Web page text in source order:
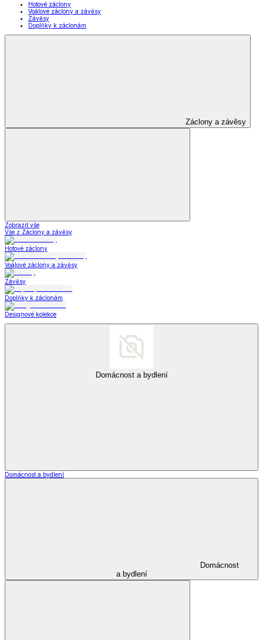
Hotové záclony
Voálové záclony a závěsy
Závěsy
Doplňky k záclonám
Záclony a závěsy
Zobrazit vše
Vše z Záclony a závěsy
Hotové záclony
Voálové záclony a závěsy
Závěsy
Doplňky k záclonám
Designové kolekce
Domácnost a bydlení
Domácnost a bydlení
Domácnost
a bydlení